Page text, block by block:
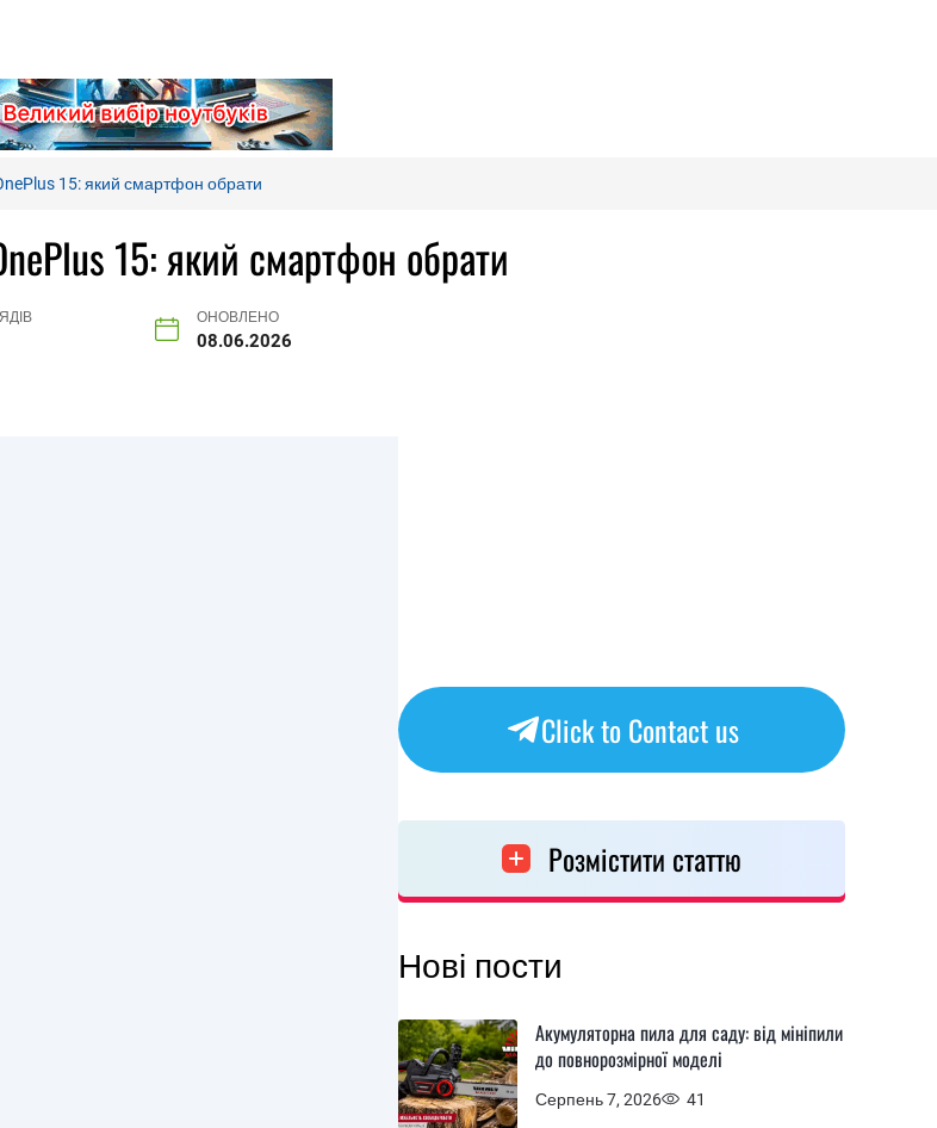
15: який смартфон обрати
15: який смартфон обрати
ОНОВЛЕНО
08.06.2026
Click to Contact us
Розмістити статтю
Нові пости
Серпень 7, 2026 41
Акумуляторна пила для саду: від мініпили
до повнорозмірної моделі